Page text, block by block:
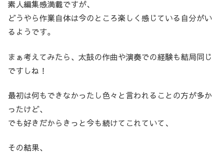
素人編集感満載ですが、
どうやら作業自体は今のところ楽しく感じている自分がい
るようです。
まぁ考えてみたら、太鼓の作曲や演奏での経験も結局同じ
ですしね！
最初は何もできなかったし色々と言われることの方が多か
ったけど、
でも好きだからきっと今も続けてこれていて、
その結果、